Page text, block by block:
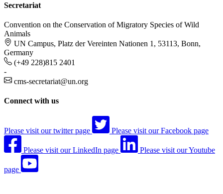
Secretariat
Convention on the Conservation of Migratory Species of Wild
Animals
UN Campus, Platz der Vereinten Nationen 1, 53113, Bonn,
Germany
(+49 228)815 2401
-
cms-secretariat@un.org
Connect with us
Please visit our twitter page Please visit our Facebook page
Please visit our LinkedIn page Please visit our Youtube
page